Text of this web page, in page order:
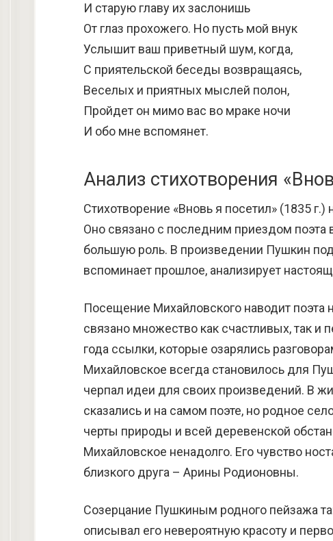
И старую главу их заслонишь
От глаз прохожего. Но пусть мой внук
Услышит ваш приветный шум, когда,
С приятельской беседы возвращаясь,
Веселых и приятных мыслей полон,
Пройдет он мимо вас во мраке ночи
И обо мне вспомянет.
Анализ стихотворения
Стихотворение «Вновь я посетил» (1835
Оно связано с последним приездом поэта
большую роль. В произведении Пушкин
вспоминает прошлое, анализирует
Посещение Михайловского наводит
связано множество как счастливых, так
года ссылки, которые озарялись
Михайловское всегда становилось для
черпал идеи для своих произведений. В
сказались и на самом поэте, но родное
черты природы и всей деревенской
Михайловское ненадолго. Его чувство
близкого друга – Арины Родионовны.
Созерцание Пушкиным родного пейзажа
описывал его невероятную красоту и